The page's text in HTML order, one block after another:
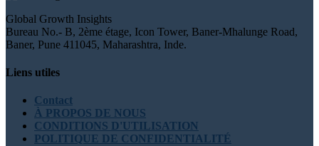
Global Growth Insights
Bureau No.- B, 2ème étage, Icon Tower, Baner-Mhalunge Road,
Baner, Pune 411045, Maharashtra, Inde.
Liens utiles
Contact
À PROPOS DE NOUS
CONDITIONS D'UTILISATION
POLITIQUE DE CONFIDENTIALITÉ